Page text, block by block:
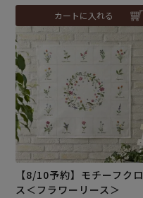
カートに入れる
【8/10予約】モチーフクロ
ス＜フラワーリース＞